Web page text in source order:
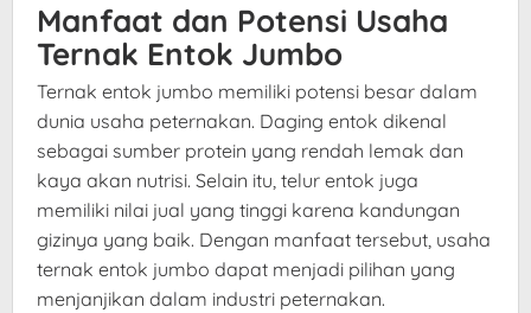
Manfaat dan Potensi Usaha
Ternak Entok Jumbo
Ternak entok jumbo memiliki potensi besar dalam
dunia usaha peternakan. Daging entok dikenal
sebagai sumber protein yang rendah lemak dan
kaya akan nutrisi. Selain itu, telur entok juga
memiliki nilai jual yang tinggi karena kandungan
gizinya yang baik. Dengan manfaat tersebut, usaha
ternak entok jumbo dapat menjadi pilihan yang
menjanjikan dalam industri peternakan.